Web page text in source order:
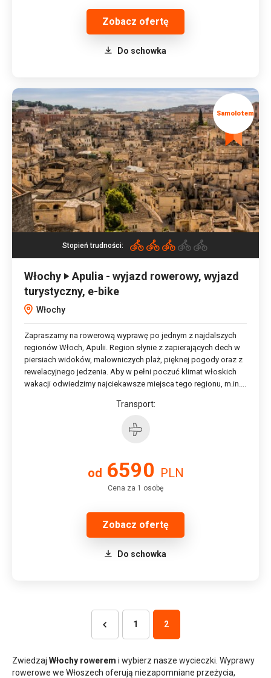
Zobacz ofertę
Do schowka
Stopień trudności:
Włochy ‣ Apulia - wyjazd rowerowy, wyjazd
turystyczny, e-bike
Włochy
Zapraszamy na rowerową wyprawę po jednym z najdalszych
regionów Włoch, Apulii. Region słynie z zapierających dech w
piersiach widoków, malowniczych plaż, pięknej pogody oraz z
rewelacyjnego jedzenia. Aby w pełni poczuć klimat włoskich
wakacji odwiedzimy najciekawsze miejsca tego regionu, m.in....
od 6590 PLN
Cena za 1 osobę
Transport:
Zobacz ofertę
Do schowka
1 2
Zwiedzaj Włochy rowerem i wybierz nasze wycieczki. Wyprawy
rowerowe we Włoszech oferują niezapomniane przeżycia,